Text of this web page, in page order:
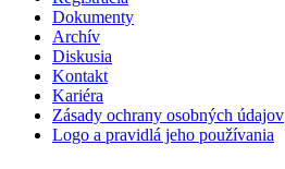
Dokumenty
Archív
Diskusia
Kontakt
Kariéra
Zásady ochrany osobných údajov
Logo a pravidlá jeho používania